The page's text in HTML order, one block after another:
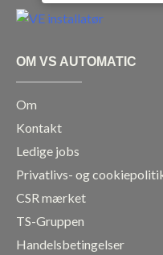
e
b
o
k
t
a
r
a
k
i
OM VS AUTOMATIC
Om
Kontakt
Ledige jobs
Privatlivs- og
CSR mærket
TS-Gruppen
Handelsbetingelser